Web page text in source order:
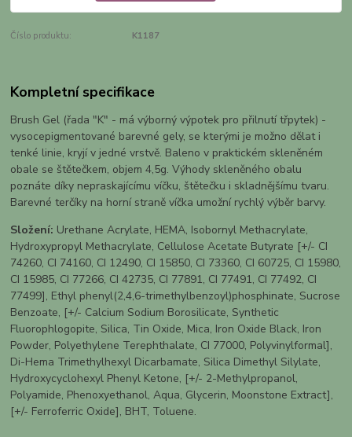
Číslo produktu: K1187
Kompletní specifikace
Brush Gel (řada "K" - má výborný výpotek pro přilnutí třpytek) -
vysocepigmentované barevné gely, se kterými je možno dělat i
tenké linie, kryjí v jedné vrstvě. Baleno v praktickém skleněném
obale se štětečkem, objem 4,5g. Výhody skleněného obalu
poznáte díky nepraskajícímu víčku, štětečku i skladnějšímu tvaru.
Barevné terčíky na horní straně víčka umožní rychlý výběr barvy.
Složení: Urethane Acrylate, HEMA, Isobornyl Methacrylate,
Hydroxypropyl Methacrylate, Cellulose Acetate Butyrate [+/- CI
74260, CI 74160, CI 12490, CI 15850, CI 73360, CI 60725, CI 15980,
CI 15985, CI 77266, CI 42735, CI 77891, CI 77491, CI 77492, CI
77499], Ethyl phenyl(2,4,6-trimethylbenzoyl)phosphinate, Sucrose
Benzoate, [+/- Calcium Sodium Borosilicate, Synthetic
Fluorophlogopite, Silica, Tin Oxide, Mica, Iron Oxide Black, Iron
Powder, Polyethylene Terephthalate, CI 77000, Polyvinylformal],
Di-Hema Trimethylhexyl Dicarbamate, Silica Dimethyl Silylate,
Hydroxycyclohexyl Phenyl Ketone, [+/- 2-Methylpropanol,
Polyamide, Phenoxyethanol, Aqua, Glycerin, Moonstone Extract],
[+/- Ferroferric Oxide], BHT, Toluene.